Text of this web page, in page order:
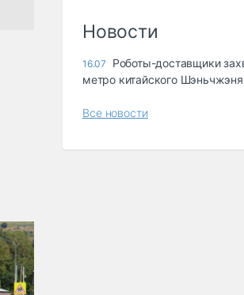
Новости
16.07
Роботы-доставщики
метро китайского Шэньчжэня
Все новости